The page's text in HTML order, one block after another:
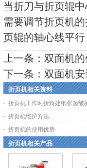
当折刀与折页辊
需要调节折页机
页辊的轴心线平
上一条： 双面机
下一条： 双面机
折页机相关资料
折页机工作时折角处纸张起皱
折页机维护方法
折页机的使用优势
折页机相关产品